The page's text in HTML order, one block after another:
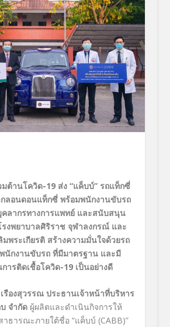
มต้านโควิด-19ส่ง “แค็บบ์” รถแท็กซี่
ลอนดอนแท็กซี่ พร้อมพนักงานขับรถ
คลากรทางการแพทย์ และสนับสนุน
รงพยาบาลศิริราช จุฬาลงกรณ์ และ
มพระเกียรติ สร้างความมั่นใจด้วยรถ
นักงานขับรถ ที่มีมาตรฐาน และมี
ารติดเชื้อโควิด-19 เป็นอย่างดี
รืองสุวรรณ ประธานเจ้าหน้าที่บริหาร
จำกัด ผู้ผลิตและดำเนินกิจการให้
ธารณะภายใต้ชื่อ “แค็บบ์ (CABB)”